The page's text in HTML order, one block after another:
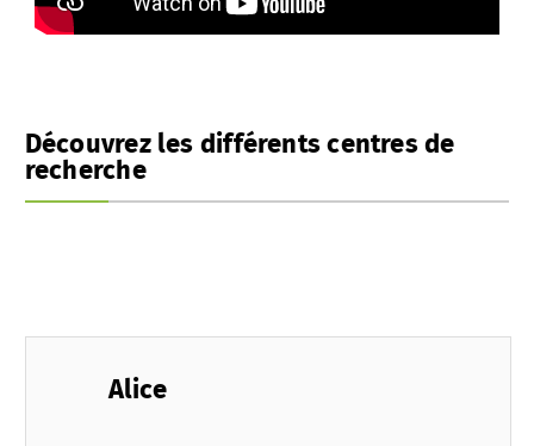
Découvrez les différents centres de
recherche
Alice